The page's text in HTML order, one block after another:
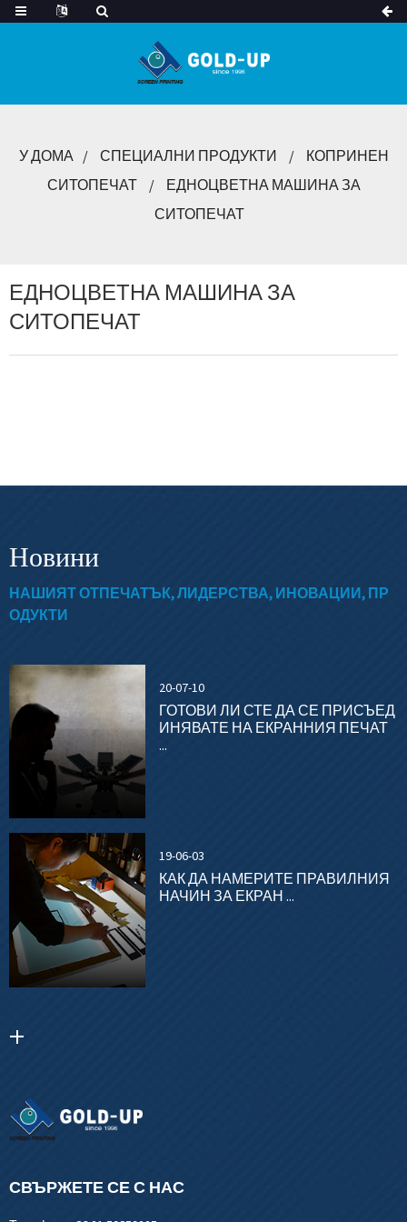
У ДОМА СПЕЦИАЛНИ ПРОДУКТИ
КОПРИНЕН
СИТОПЕЧАТ
ЕДНОЦВЕТНА МАШИНА ЗА
СИТОПЕЧАТ
ЕДНОЦВЕТНА МАШИНА ЗА
СИТОПЕЧАТ
Новини
НАШИЯТ ОТПЕЧАТЪК, ЛИДЕРСТВА, ИНОВАЦИИ, ПР
ОДУКТИ
20-07-10
ГОТОВИ ЛИ СТЕ ДА СЕ ПРИСЪЕД
ИНЯВАТЕ НА ЕКРАННИЯ ПЕЧАТ
...
19-06-03
КАК ДА НАМЕРИТЕ ПРАВИЛНИЯ
НАЧИН ЗА ЕКРАН ...
СВЪРЖЕТЕ СЕ С НАС